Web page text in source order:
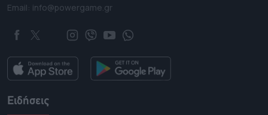
Email: info@powergame.gr
Ειδήσεις